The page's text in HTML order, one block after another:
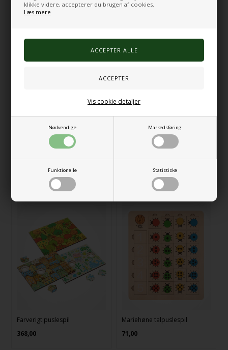
klikke videre, accepterer du brugen af cookies.
Læs mere
Nødvendige Markedsføring
Funktionelle Statistiske
Vis cookie detaljer
206,00
Puslespil (sæt med 6)
brikker
Farverigt puslespil
368,00
Mariehøne talpuslespil
71,00